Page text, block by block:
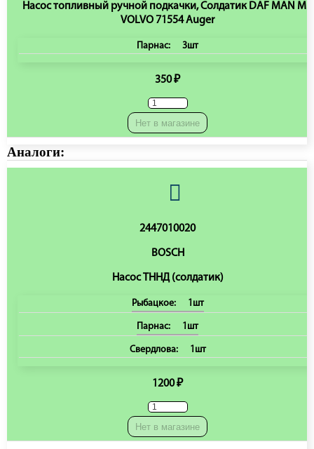
Насос топливный ручной подкачки, Солдатик DAF MAN MB
VOLVO 71554 Auger
Парнас: 3шт
350 ₽
Нет в магазине
Аналоги:
2447010020
BOSCH
Насос ТННД (солдатик)
Рыбацкое: 1шт
Парнас: 1шт
Свердлова: 1шт
1200 ₽
Нет в магазине